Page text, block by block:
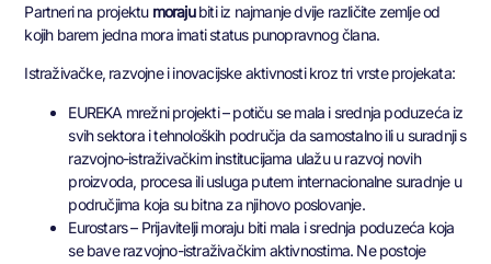
Partneri na projektu morajubiti iz najmanje dvije različite zemlje od
kojih barem jedna mora imati status punopravnog člana.
Istraživačke, razvojne i inovacijske aktivnosti kroz tri vrste projekata:
EUREKA mrežni projekti – potiču se mala i srednja poduzeća iz
svih sektora i tehnoloških područja da samostalno ili u suradnji s
razvojno-istraživačkim institucijama ulažu u razvoj novih
proizvoda, procesa ili usluga putem internacionalne suradnje u
područjima koja su bitna za njihovo poslovanje.
Eurostars – Prijavitelji moraju biti mala i srednja poduzeća koja
se bave razvojno-istraživačkim aktivnostima. Ne postoje